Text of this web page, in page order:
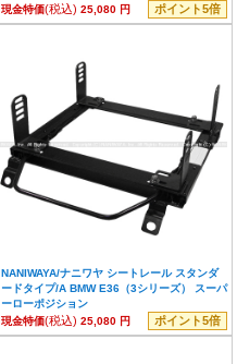
現金特価(税込) 25,080 円 ポイント5倍
NANIWAYA/ナニワヤ シートレール スタンダ
ードタイプ/A BMW E36（3シリーズ） スーパ
ーローポジション
現金特価(税込) 25,080 円 ポイント5倍